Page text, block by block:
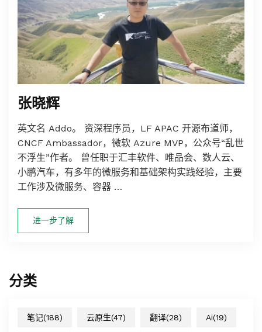
张晓辉
英文名 Addo。 资深程序员，LF APAC 开源布道师，
CNCF Ambassador，微软 Azure MVP，公众号“乱世
不浮生”作者。 曾任职于汇丰软件、唯品会、数人云、
小鹏汽车，有多年的微服务和基础架构实践经验，主要
工作涉及微服务、容器 …
进一步了解
分类
笔记(188) 云原生(47) 翻译(28) Ai(19)